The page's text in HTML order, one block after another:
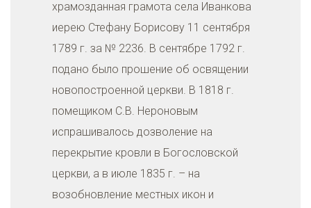
храмозданная грамота села Иванкова
иерею Стефану Борисову 11 сентября
1789 г. за № 2236. В сентябре 1792 г.
подано было прошение об освящении
новопостроенной церкви. В 1818 г.
помещиком С.В. Нероновым
испрашивалось дозволение на
перекрытие кровли в Богословской
церкви, а в июле 1835 г. – на
возобновление местных икон и